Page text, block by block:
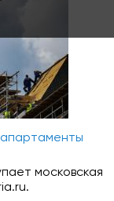
апартаменты
московская